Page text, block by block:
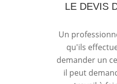
LE DEVIS
Un
qu'ils
demander un
il peut